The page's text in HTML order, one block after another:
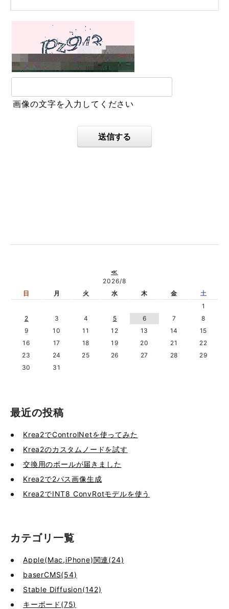
画像の文字を入力してください
送信する
≪
2026/8
日
月 火 水 木 金
土
1
2
3 4 5 6 7
8
9
10 11 12 13 14
15
16
17 18 19 20 21
22
23
24 25 26 27 28
29
30
31
最近の投稿
Krea2でControlNetを使ってみた
Krea2のカスタムノードを試す
交換用のボールが届きました
Krea2で2パス画像生成
Krea2でINT8 ConvRotモデルを使う
カテゴリ一覧
Apple(Mac,iPhone)関連(24)
baserCMS(54)
Stable Diffusion(142)
キーボード(75)